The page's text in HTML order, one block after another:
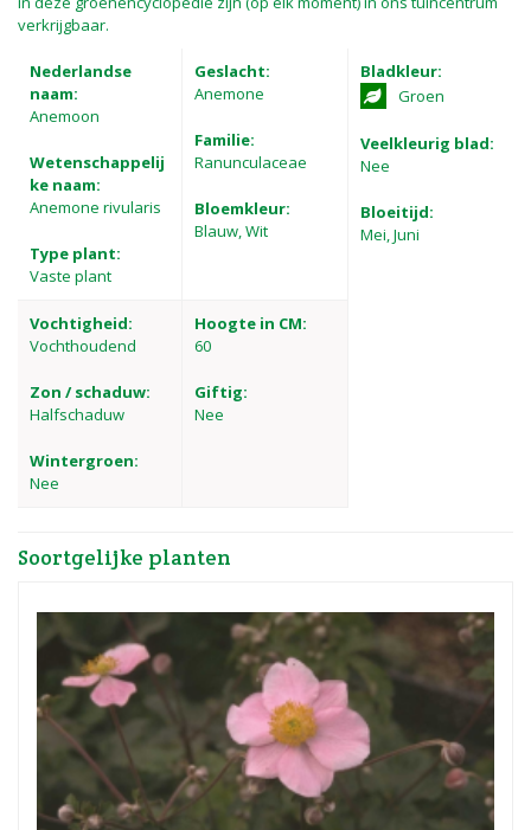
verkrijgbaar.
Nederlandse
naam:
Anemoon
Wetenschappelij
ke naam:
Anemone rivularis
Type plant:
Vaste plant
Geslacht:
Anemone
Familie:
Ranunculaceae
Bloemkleur:
Blauw, Wit
Bladkleur:
Groen
Veelkleurig blad:
Nee
Bloeitijd:
Mei, Juni
Vochtigheid:
Vochthoudend
Zon / schaduw:
Halfschaduw
Wintergroen:
Nee
Hoogte in CM:
60
Giftig:
Nee
Soortgelijke planten